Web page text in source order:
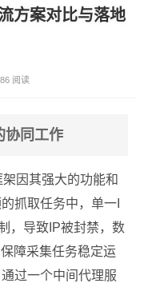
方案对比与落地
阅读
协同工作
因其强大的功能和
抓取任务中，单一I
，导致IP被封禁，数
障采集任务稳定运
过一个中间代理服